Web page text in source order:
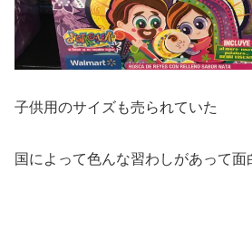
子供用のサイズも売られていた
国によって色んな習わしがあって面